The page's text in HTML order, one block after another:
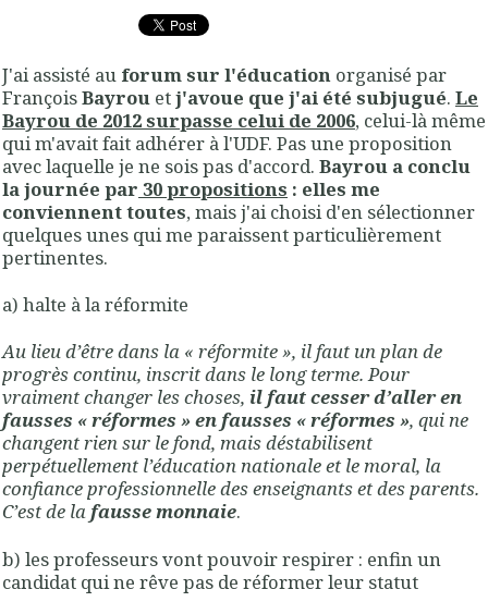
J'ai assisté au forum sur l'éducation organisé par
FrançoisBayrou etj'avoue que j'ai été subjugué. Le
Bayrou de 2012 surpasse celui de 2006, celui-là même
qui m'avait fait adhérer à l'UDF. Pas une proposition
avec laquelle je ne sois pas d'accord. Bayrou a conclu
la journée par 30 propositions : elles me
conviennent toutes, mais j'ai choisi d'en sélectionner
quelques unes qui me paraissent particulièrement
pertinentes.
a) halte à la réformite
Au lieu d’être dans la « réformite », il faut un plan de
progrès continu, inscrit dans le long terme. Pour
vraiment changer les choses, il faut cesser d’aller en
fausses « réformes » en fausses « réformes », qui ne
changent rien sur le fond, mais déstabilisent
perpétuellement l’éducation nationale et le moral, la
confiance professionnelle des enseignants et des parents.
C’est de lafausse monnaie.
b) les professeurs vont pouvoir respirer : enfin un
candidat qui ne rêve pas de réformer leur statut